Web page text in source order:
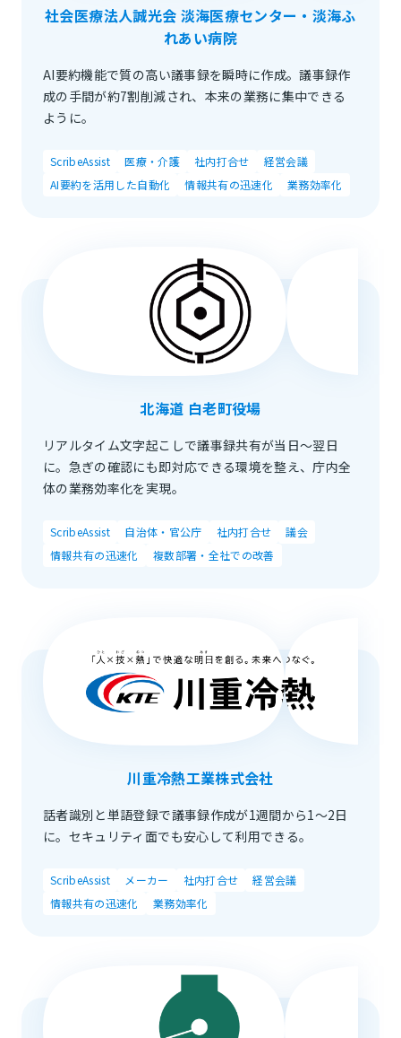
社会医療法人誠光会 淡海医療センター・淡海ふ
れあい病院
AI要約機能で質の高い議事録を瞬時に作成。議事録作
成の手間が約7割削減され、本来の業務に集中できる
ように。
ScribeAssist 医療・介護 社内打合せ
経営会議
AI要約を活用した自動化
情報共有の迅速化 業務効率化
北海道 白老町役場
リアルタイム文字起こしで議事録共有が当日〜翌日
に。急ぎの確認にも即対応できる環境を整え、庁内全
体の業務効率化を実現。
ScribeAssist 自治体・官公庁 社内打合せ
議会
情報共有の迅速化
複数部署・全社での改善
川重冷熱工業株式会社
話者識別と単語登録で議事録作成が1週間から1～2日
に。セキュリティ面でも安心して利用できる。
ScribeAssist メーカー 社内打合せ
経営会議
情報共有の迅速化
業務効率化